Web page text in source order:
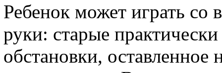
Ребенок может играть со
руки: старые
обстановки, оставленное